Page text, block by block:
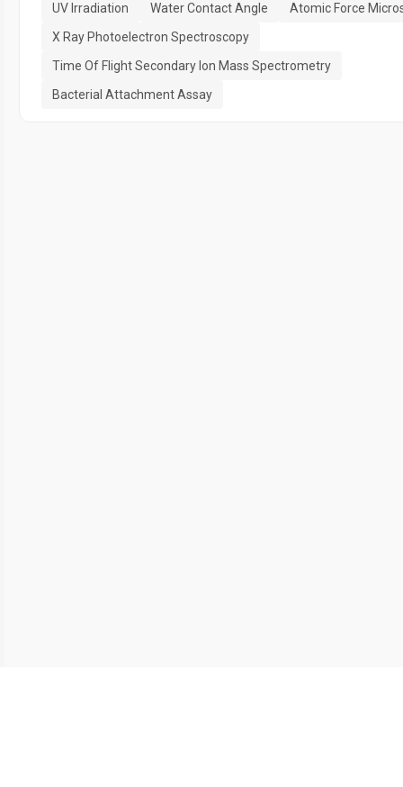
UV Irradiation
Water Contact Angle
Atomic Force
X Ray Photoelectron Spectroscopy
Time Of Flight Secondary Ion Mass Spectrometry
Bacterial Attachment Assay